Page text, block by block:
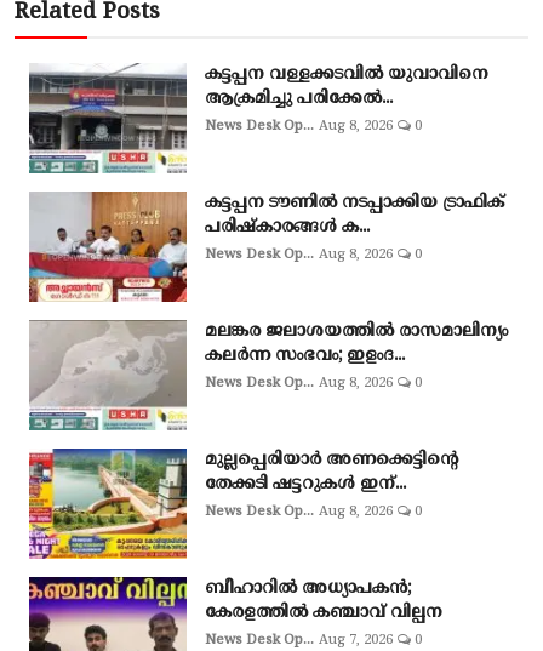
Related Posts
കട്ടപ്പന വള്ളക്കടവിൽ യുവാവിനെ
ആക്രമിച്ചു പരിക്കേൽ...
News Desk Op... Aug 8, 2026 0
കട്ടപ്പന ടൗണിൽ നടപ്പാക്കിയ ട്രാഫിക്
പരിഷ്കാരങ്ങൾ ക...
News Desk Op... Aug 8, 2026 0
മലങ്കര ജലാശയത്തിൽ രാസമാലിന്യം
കലർന്ന സംഭവം; ഇളംദ...
News Desk Op... Aug 8, 2026 0
മുല്ലപ്പെരിയാർ അണക്കെട്ടിന്റെ
തേക്കടി ഷട്ടറുകൾ ഇന്...
News Desk Op... Aug 8, 2026 0
ബീഹാറിൽ അധ്യാപകൻ;
കേരളത്തിൽ കഞ്ചാവ് വില്പന
News Desk Op... Aug 7, 2026 0